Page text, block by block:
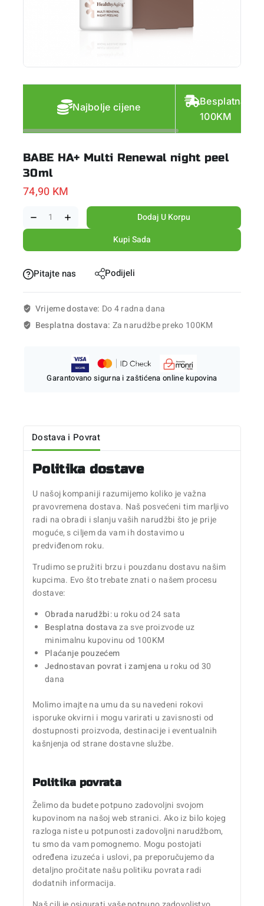
Najbolje cijene
Besplatna
100KM
BABE HA+ Multi Renewal night peel
30ml
74,90 KM
Dodaj U Korpu
Kupi Sada
Pitajte nas Podijeli
Vrijeme dostave: Do 4 radna dana
Besplatna dostava: Za narudžbe preko 100KM
Garantovano sigurna i zaštićena online kupovina
Dostava i Povrat
Politika dostave
U našoj kompaniji razumijemo koliko je važna
pravovremena dostava. Naš posvećeni tim marljivo
radi na obradi i slanju vaših narudžbi što je prije
moguće, s ciljem da vam ih dostavimo u
predviđenom roku.
Trudimo se pružiti brzu i pouzdanu dostavu našim
kupcima. Evo što trebate znati o našem procesu
dostave:
Obrada narudžbi: u roku od 24 sata
Besplatna dostavaza sve proizvode uz
minimalnu kupovinu od 100KM
Plaćanje pouzećem
Jednostavan povrat i zamjena u roku od 30
dana
Molimo imajte na umu da su navedeni rokovi
isporuke okvirni i mogu varirati u zavisnosti od
dostupnosti proizvoda, destinacije i eventualnih
kašnjenja od strane dostavne službe.
Politika povrata
Želimo da budete potpuno zadovoljni svojom
kupovinom na našoj web stranici. Ako iz bilo kojeg
razloga niste u potpunosti zadovoljni narudžbom,
tu smo da vam pomognemo. Mogu postojati
određena izuzeća i uslovi, pa preporučujemo da
detaljno pročitate našu politiku povrata radi
dodatnih informacija.